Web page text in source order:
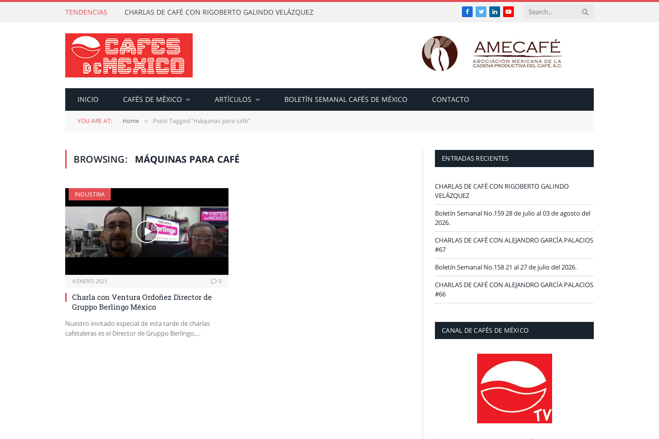
TENDENCIAS CHARLAS DE CAFÉ CON RIGOBERTO GALINDO VELÁZQUEZ Facebook
TwitterLinkedInYouTube
INICIO CAFÉS DE MÉXICO ARTÍCULOS BOLETÍN SEMANAL CAFÉS DE MÉXICO CONTACTO
YOU ARE AT: Home » Posts Tagged "máquinas para café"
BROWSING: MÁQUINAS PARA CAFÉ
INDUSTRIA
4 ENERO 2021 0
Charla con Ventura Ordoñez Director de
Gruppo Berlingo México
Nuestro invitado especial de esta tarde de charlas
cafetaleras es el Director de Gruppo Berlingo,…
ENTRADAS RECIENTES
CHARLAS DE CAFÉ CON RIGOBERTO GALINDO
VELÁZQUEZ
Boletín Semanal No.159 28 de julio al 03 de agosto del
2026.
CHARLAS DE CAFÉ CON ALEJANDRO GARCÍA PALACIOS
#67
Boletín Semanal No.158 21 al 27 de julio del 2026.
CHARLAS DE CAFÉ CON ALEJANDRO GARCÍA PALACIOS
#66
CANAL DE CAFÉS DE MÉXICO